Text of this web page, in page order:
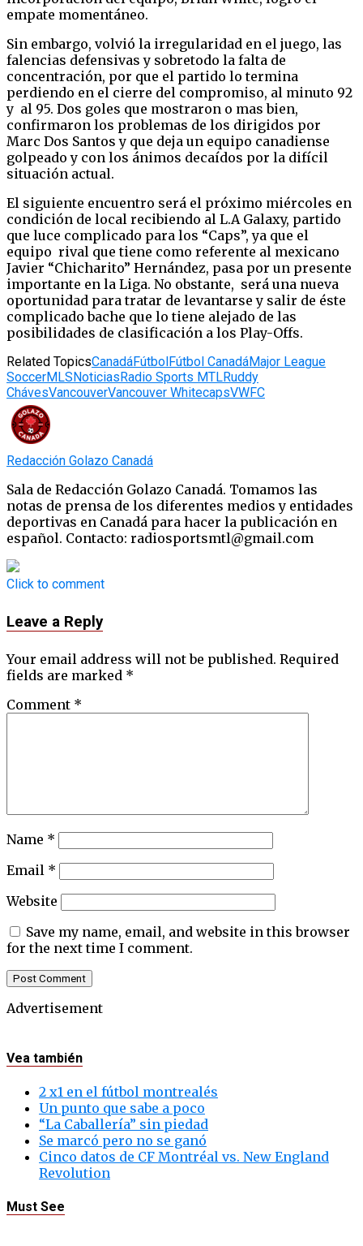
empate momentáneo.
Sin embargo, volvió la irregularidad en el juego, las
falencias defensivas y sobretodo la falta de
concentración, por que el partido lo termina
perdiendo en el cierre del compromiso, al minuto 92
y al 95. Dos goles que mostraron o mas bien,
confirmaron los problemas de los dirigidos por
Marc Dos Santos y que deja un equipo canadiense
golpeado y con los ánimos decaídos por la difícil
situación actual.
El siguiente encuentro será el próximo miércoles en
condición de local recibiendo al L.A Galaxy, partido
que luce complicado para los “Caps”, ya que el
equipo rival que tiene como referente al mexicano
Javier “Chicharito” Hernández, pasa por un presente
importante en la Liga. No obstante, será una nueva
oportunidad para tratar de levantarse y salir de éste
complicado bache que lo tiene alejado de las
posibilidades de clasificación a los Play-Offs.
Related TopicsCanadáFútbol Fútbol CanadáMajor League
SoccerMLS Noticias Radio Sports MTLRuddy
ChávesVancouverVancouver WhitecapsVWFC
Redacción Golazo Canadá
Sala de Redacción Golazo Canadá. Tomamos las
notas de prensa de los diferentes medios y entidades
deportivas en Canadá para hacer la publicación en
español. Contacto: radiosportsmtl@gmail.com
Click to comment
Leave a Reply
Your email address will not be published. Required
fields are marked *
Comment *
Name *
Email *
Website
Save my name, email, and website in this browser
for the next time I comment.
Advertisement
Vea también
2 x1 en el fútbol montrealés
Un punto que sabe a poco
“La Caballería” sin piedad
Se marcó pero no se ganó
Cinco datos de CF Montréal vs. New England
Revolution
Must See